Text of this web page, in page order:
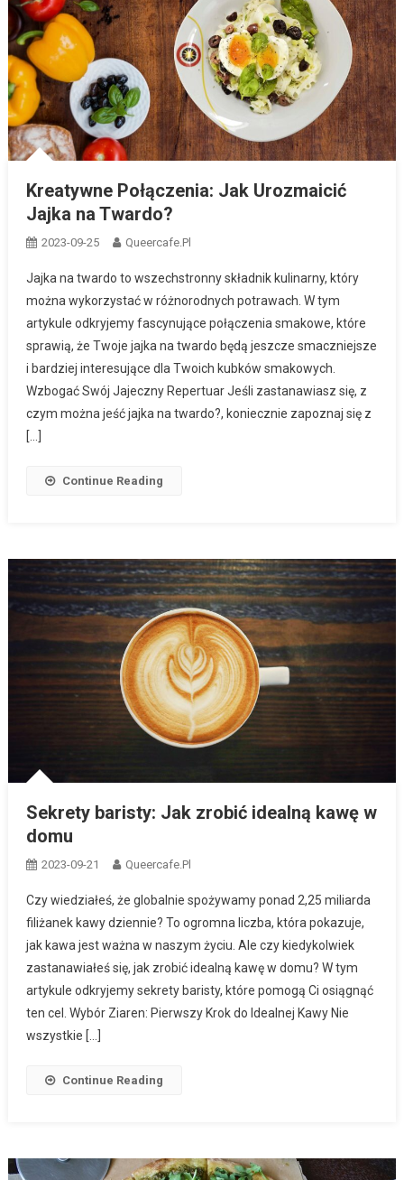
Kreatywne Połączenia: Jak Urozmaicić
Jajka na Twardo?
2023-09-25 Queercafe.pl
Jajka na twardo to wszechstronny składnik kulinarny, który
można wykorzystać w różnorodnych potrawach. W tym
artykule odkryjemy fascynujące połączenia smakowe, które
sprawią, że Twoje jajka na twardo będą jeszcze smaczniejsze
i bardziej interesujące dla Twoich kubków smakowych.
Wzbogać Swój Jajeczny Repertuar Jeśli zastanawiasz się, z
czym można jeść jajka na twardo?, koniecznie zapoznaj się z
[…]
Continue Reading
Sekrety baristy: Jak zrobić idealną kawę w
domu
2023-09-21 Queercafe.pl
Czy wiedziałeś, że globalnie spożywamy ponad 2,25 miliarda
filiżanek kawy dziennie? To ogromna liczba, która pokazuje,
jak kawa jest ważna w naszym życiu. Ale czy kiedykolwiek
zastanawiałeś się, jak zrobić idealną kawę w domu? W tym
artykule odkryjemy sekrety baristy, które pomogą Ci osiągnąć
ten cel. Wybór Ziaren: Pierwszy Krok do Idealnej Kawy Nie
wszystkie […]
Continue Reading